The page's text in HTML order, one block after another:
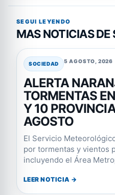
SEGUI LEYENDO
MAS NOTICIAS DE
SOCIEDAD 5 AGOSTO, 2026
ALERTA
TORMENTAS
Y 10
AGOSTO
El Servicio
por tormentas y vientos
incluyendo el Área
LEER NOTICIA →